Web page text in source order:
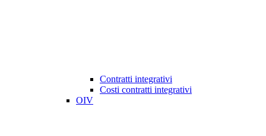
Contratti integrativi
Costi contratti integrativi
OIV